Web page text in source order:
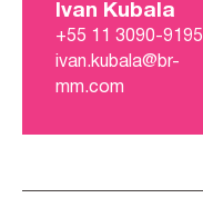
Ivan Kubala
+55 11 3090-9195
ivan.kubala@br-
mm.com